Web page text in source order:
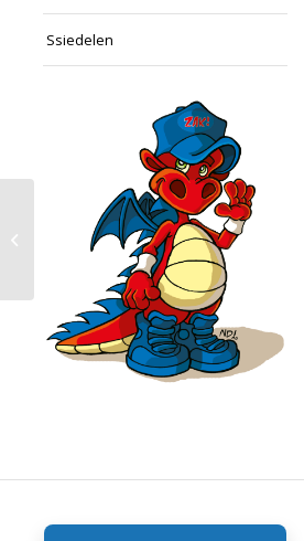
Ssiedelen
Basketball Training